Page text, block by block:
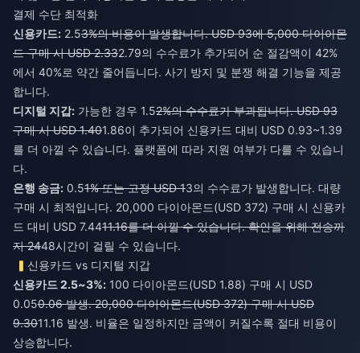
결제 수단 최적화
신용카드: 2.53%의 비용이 발생합니다. USD 93에 5,000 다이아몬
드 구매 시 USD 2.332.79의 수수료가 추가되어 순 절감액이 42%
에서 40%로 약간 줄어듭니다. 사기 방지 및 분쟁 해결 기능을 제공
합니다.
디지털 지갑: 가능한 경우 1.52%의 수수료가 부과됩니다. USD 93
구매 시 USD 1.401.86이 추가되어 신용카드 대비 USD 0.93~1.39
를 더 아낄 수 있습니다. 플랫폼에 따라 지원 여부가 다를 수 있습니
다.
은행 송금: 0.51% 또는 고정 USD 13의 수수료가 발생합니다. 대량
구매 시 최적입니다. 20,000 다이아몬드(USD 372) 구매 시 신용카
드 대비 USD 7.4411.16를 더 아낄 수 있습니다. 확인을 위해 전송까
지 2448시간이 걸릴 수 있습니다.
신용카드 vs 디지털 지갑
신용카드 2.5~3%: 100 다이아몬드(USD 1.88) 구매 시 USD
0.050.06 발생. 20,000 다이아몬드(USD 372) 구매 시 USD
9.3011.16 발생. 비율은 일정하지만 금액이 커질수록 절대 비용이
상승합니다.